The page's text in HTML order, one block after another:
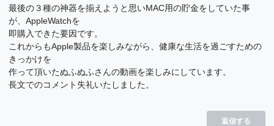
最後の３種の神器を揃えようと思いMAC用の貯金をしていた事
が、AppleWatchを
即購入できた要因です。
これからもApple製品を楽しみながら、健康な生活を過ごすための
きっかけを
作って頂いたぬふぬふさんの動画を楽しみにしています。
長文でのコメント失礼いたしました。
返信する